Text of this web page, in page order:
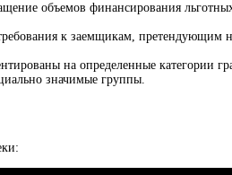
объемов финансирования
к заемщикам,
на определенные
значимые группы.